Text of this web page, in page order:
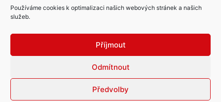
Používáme cookies k optimalizaci našich webových stránek a našich
služeb.
Příjmout
Odmítnout
Předvolby
LOGO A LOGO MANUÁL
© Město Mníšek pod Brdy
Informace o zpracování osobních údajů